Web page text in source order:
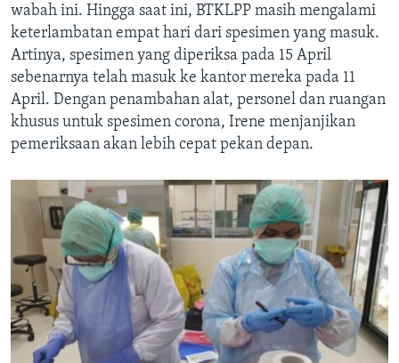
wabah ini. Hingga saat ini, BTKLPP masih mengalami
keterlambatan empat hari dari spesimen yang masuk.
Artinya, spesimen yang diperiksa pada 15 April
sebenarnya telah masuk ke kantor mereka pada 11
April. Dengan penambahan alat, personel dan ruangan
khusus untuk spesimen corona, Irene menjanjikan
pemeriksaan akan lebih cepat pekan depan.